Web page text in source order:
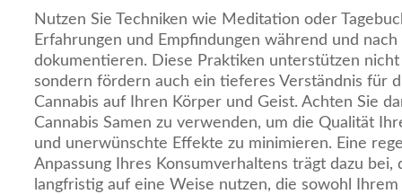
Nutzen Sie Techniken wie Meditation oder
Erfahrungen und Empfindungen während und nach
dokumentieren. Diese Praktiken unterstützen
sondern fördern auch ein tieferes Verständnis für
Cannabis auf Ihren Körper und Geist. Achten Sie
Cannabis Samen zu verwenden, um die Qualität
und unerwünschte Effekte zu minimieren. Eine
Anpassung Ihres Konsumverhaltens trägt dazu bei,
langfristig auf eine Weise nutzen, die sowohl